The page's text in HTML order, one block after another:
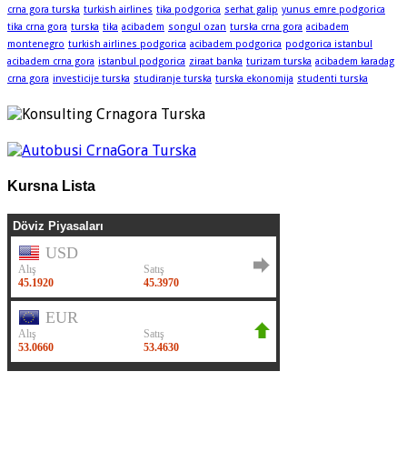
crna gora turska turkish airlines tika podgorica serhat galip yunus emre podgorica
tika crna gora turska tika acibadem songul ozan turska crna gora acibadem
montenegro turkish airlines podgorica acibadem podgorica podgorica istanbul
acibadem crna gora istanbul podgorica ziraat banka turizam turska acibadem karadag
crna gora investicije turska studiranje turska turska ekonomija studenti turska
Kursna Lista